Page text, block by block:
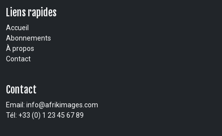
Liens rapides
Accueil
Abonnements
À propos
Contact
Contact
Email: info@afrikimages.com
Tél: +33 (0) 1 23 45 67 89